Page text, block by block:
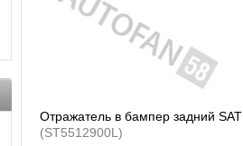
Отражатель в бампер задний SAT
(ST5512900L)